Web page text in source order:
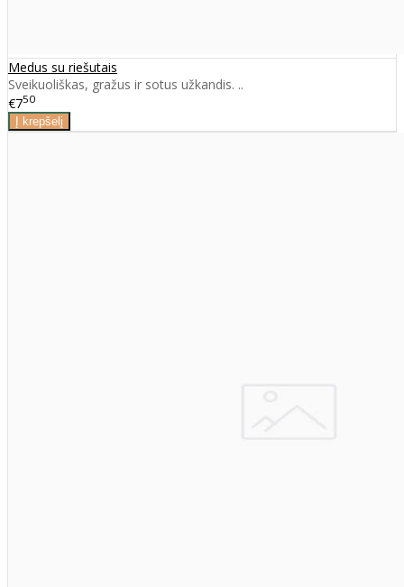
Medus su riešutais
Sveikuoliškas, gražus ir sotus užkandis. ..
€750